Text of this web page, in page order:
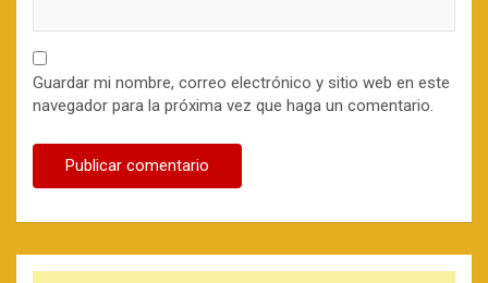
Guardar mi nombre, correo electrónico y sitio web en este
navegador para la próxima vez que haga un comentario.